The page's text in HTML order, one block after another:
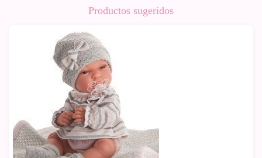
Productos sugeridos